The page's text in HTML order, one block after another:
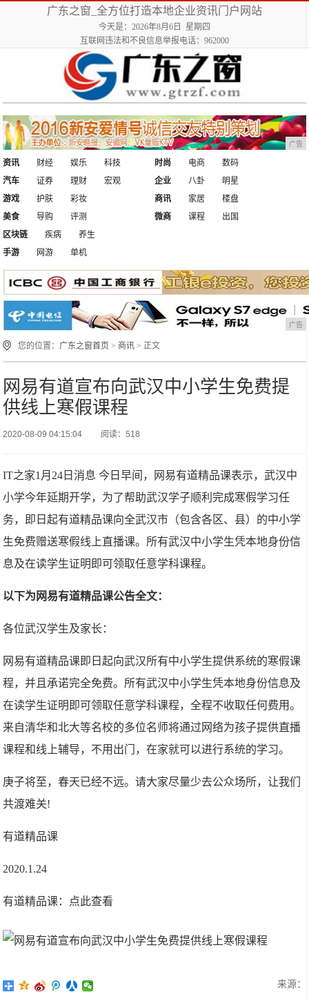
广东之窗_全方位打造本地企业资讯门户网站
今天是：2026年8月6日 星期四
互联网违法和不良信息举报电话：962000
广告
资讯 财经 娱乐
科技
汽车
证券 理财 宏观
时尚 电商
数码
企业
八卦
明星
游戏
护肤
彩妆
美食
导购 评测
商讯 家居
楼盘
微商
课程
出国
区块链
疾病
养生
手游
网游 单机
广告
您的位置： 广东之窗首页 > 商讯 > 正文
网易有道宣布向武汉中小学生免费提
供线上寒假课程
2020-08-09 04:15:04 阅读：518
IT之家1月24日消息 今日早间，网易有道精品课表示，武汉中
小学今年延期开学，为了帮助武汉学子顺利完成寒假学习任
务，即日起有道精品课向全武汉市（包含各区、县）的中小学
生免费赠送寒假线上直播课。所有武汉中小学生凭本地身份信
息及在读学生证明即可领取任意学科课程。
以下为网易有道精品课公告全文：
各位武汉学生及家长：
网易有道精品课即日起向武汉所有中小学生提供系统的寒假课
程，并且承诺完全免费。所有武汉中小学生凭本地身份信息及
在读学生证明即可领取任意学科课程，全程不收取任何费用。
来自清华和北大等名校的多位名师将通过网络为孩子提供直播
课程和线上辅导，不用出门，在家就可以进行系统的学习。
庚子将至，春天已经不远。请大家尽量少去公众场所，让我们
共渡难关!
有道精品课
2020.1.24
有道精品课：点此查看
来源：